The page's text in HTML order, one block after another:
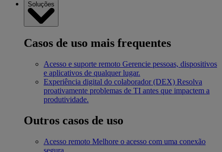
Soluções
Casos de uso mais frequentes
Acesso e suporte remoto Gerencie pessoas, dispositivos
e aplicativos de qualquer lugar.
Experiência digital do colaborador (DEX) Resolva
proativamente problemas de TI antes que impactem a
produtividade.
Outros casos de uso
Acesso remoto Melhore o acesso com uma conexão
segura